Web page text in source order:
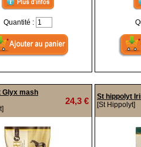
Quantité :
Glyx mash
24,3 €
St hippolyt
[St Hippolyt]